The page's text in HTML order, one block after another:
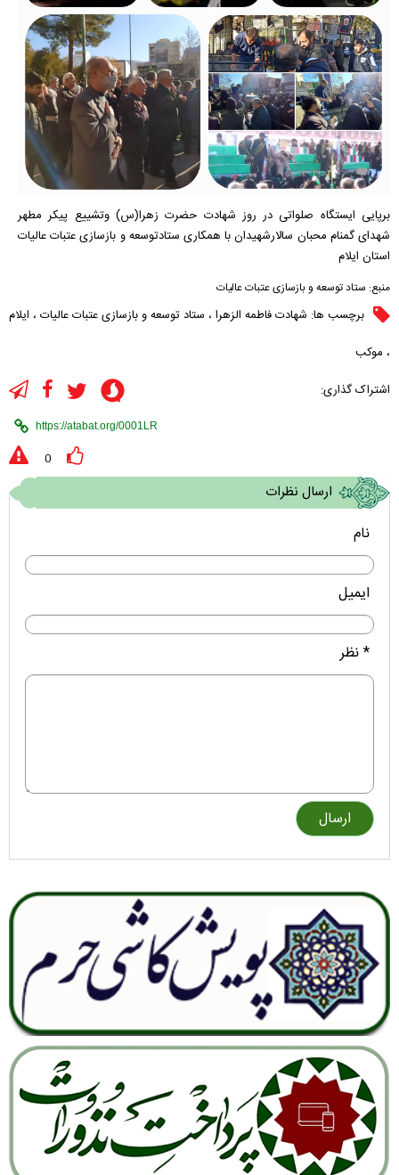
برپایی ایستگاه صلواتی در روز شهادت حضرت زهرا(س) وتشییع پیکر مطهر
شهدای گمنام محبان سالارشهیدان با همکاری ستادتوسعه و بازسازی عتبات عالیات
استان ایلام
منبع: ستاد توسعه و بازسازی عتبات عالیات
برچسب ها: شهادت فاطمه الزهرا ، ستاد توسعه و بازسازی عتبات عالیات ، ایلام
، موکب
اشتراک گذاری:
0
ارسال نظرات
نام
ایمیل
* نظر